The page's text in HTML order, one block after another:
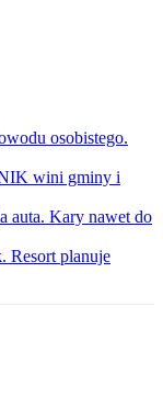
osobistego.
wini gminy i
auta. Kary nawet do
Resort planuje